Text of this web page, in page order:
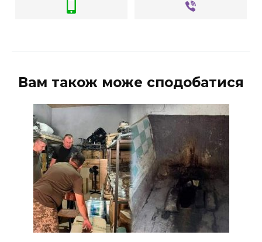
Вам також може сподобатися